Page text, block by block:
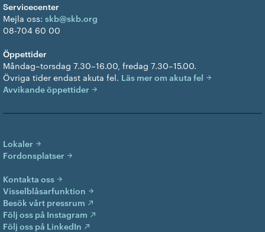
Servicecenter
Mejla oss: skb@skb.org
08-704 60 00
Öppettider
Måndag–torsdag 7.30–16.00, fredag 7.30–15.00.
Övriga tider endast akuta fel. Läs mer om akuta fel
Avvikande öppettider
Lokaler
Fordonsplatser
Kontakta oss
Visselblåsarfunktion
Besök vårt pressrum
Följ oss på Instagram
Följ oss på LinkedIn